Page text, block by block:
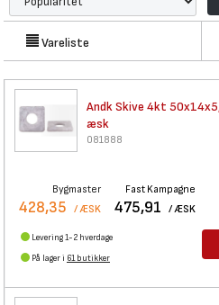
Vareliste
Andk Skive 4kt
æsk
081888
Bygmaster
428,35 / ÆSK
Fast Kampagne
475,91 / ÆSK
Levering 1-2 hverdage
På lager i 61 butikker